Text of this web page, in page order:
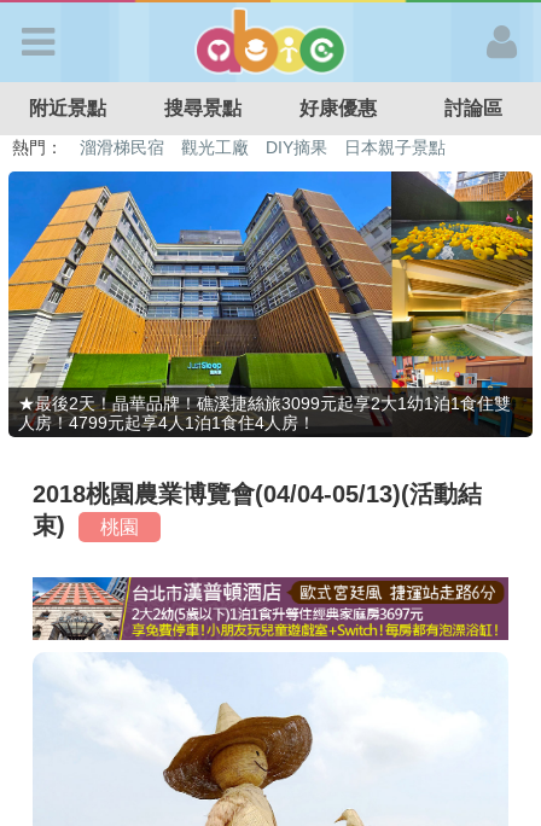
APP登入
首 頁
搜尋景點
好康優惠
最新消息
最新留言
商家合作
推薦景點
附近景點 搜尋景點 好康優惠 討論區
熱門： 溜滑梯民宿 觀光工廠 DIY摘果
日本親子景點
特色遊戲場
親子住房優惠 台北親子餐廳 溫泉泡湯SPA
★最後2天！晶華品牌！礁溪捷絲旅3099元起享2大1幼1泊1食住雙
人房！4799元起享4人1泊1食住4人房！
2018桃園農業博覽會(04/04-05/13)(活動結
束)
桃園